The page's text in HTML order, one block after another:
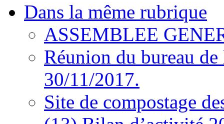
Dans la même rubrique
ASSEMBLEE
Réunion du bureau
30/11/2017.
Site de compostage